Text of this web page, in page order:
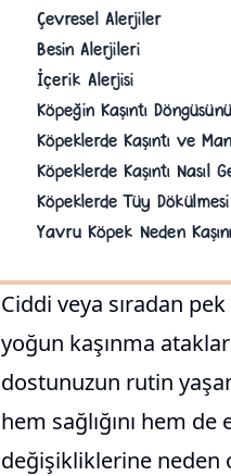
Çevresel Alerjiler
Besin Alerjileri
İçerik Alerjisi
Köpeğin Kaşıntı
Köpeklerde Kaşıntı ve
Köpeklerde Kaşıntı Nasıl
Köpeklerde Tüy
Yavru Köpek Neden
Ciddi veya sıradan
yoğun kaşınma
dostunuzun rutin
hem sağlığını hem
değişikliklerine neden